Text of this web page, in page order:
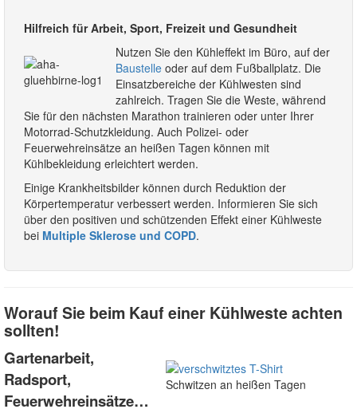
Hilfreich für Arbeit, Sport, Freizeit und Gesundheit
Nutzen Sie den Kühleffekt im Büro, auf der
Baustelle oder auf dem Fußballplatz. Die
Einsatzbereiche der Kühlwesten sind
zahlreich. Tragen Sie die Weste, während
Sie für den nächsten Marathon trainieren oder unter Ihrer
Motorrad-Schutzkleidung. Auch Polizei- oder
Feuerwehreinsätze an heißen Tagen können mit
Kühlbekleidung erleichtert werden.
Einige Krankheitsbilder können durch Reduktion der
Körpertemperatur verbessert werden. Informieren Sie sich
über den positiven und schützenden Effekt einer Kühlweste
bei Multiple Sklerose und COPD.
Worauf Sie beim Kauf einer Kühlweste achten
sollten!
Schwitzen an heißen Tagen
Gartenarbeit,
Radsport,
Feuerwehreinsätze…